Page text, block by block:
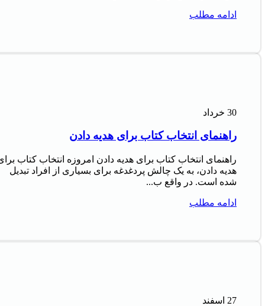
ادامه مطلب
30 خرداد
راهنمای انتخاب کتاب برای هدیه دادن
راهنمای انتخاب کتاب برای هدیه دادن امروزه انتخاب کتاب
هدیه دادن، به یک چالش پردغدغه برای بسیاری از افراد تبدیل
شده است. در واقع ب...
ادامه مطلب
27 اسفند